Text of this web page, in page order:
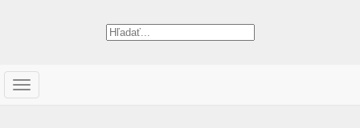
T